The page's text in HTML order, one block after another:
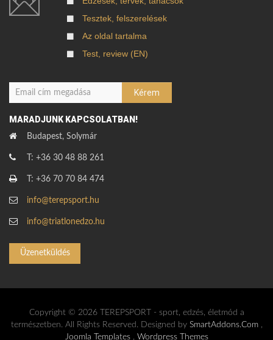
Tesztek, felszerelések
Az oldal tartalma
Test, review (EN)
MARADJUNK KAPCSOLATBAN!
Budapest, Solymár
T: +36 30 48 88 261
T: +36 70 70 84 474
info@terepsport.hu
info@triatlonedzo.hu
Üzenetküldés
Copyright © 2026 TEREPSPORT - sport, edzés, életmód a
természetben. All Rights Reserved. Designed by SmartAddons.Com,
Joomla Templates, Wordpress Themes